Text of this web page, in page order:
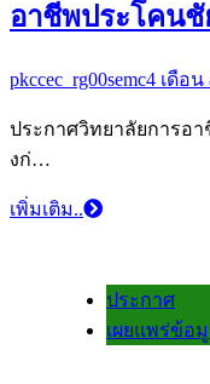
อาชีพประโคนชั
pkccec_rg00semc4 เดือน
ประกาศวิทยาลัยการอ
งก่…
เพิ่มเติม..
ประกาศ
เผยแพร่ข้อ